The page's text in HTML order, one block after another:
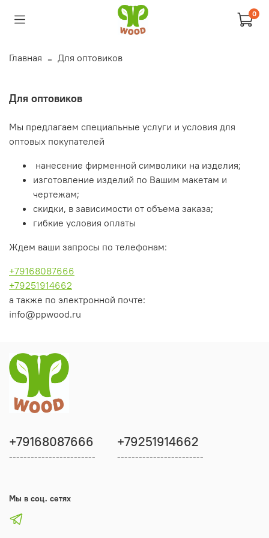
0
Главная Для оптовиков
Для оптовиков
Мы предлагаем специальные услуги и условия для
оптовых покупателей
нанесение фирменной символики на изделия;
изготовление изделий по Вашим макетам и
чертежам;
скидки, в зависимости от объема заказа;
гибкие условия оплаты
Ждем ваши запросы по телефонам:
+79168087666
+79251914662
а также по электронной почте:
info@ppwood.ru
+79168087666
------------------------
+79251914662
------------------------
Мы в соц. сетях